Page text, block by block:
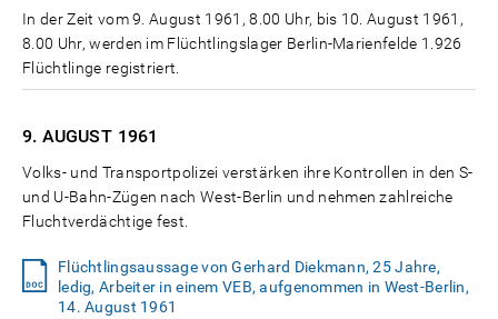
In der Zeit vom 9. August 1961, 8.00 Uhr, bis 10. August 1961,
8.00 Uhr, werden im Flüchtlingslager Berlin-Marienfelde 1.926
Flüchtlinge registriert.
9. AUGUST 1961
Volks- und Transportpolizei verstärken ihre Kontrollen in den S-
und U-Bahn-Zügen nach West-Berlin und nehmen zahlreiche
Fluchtverdächtige fest.
Flüchtlingsaussage von Gerhard Diekmann, 25 Jahre,
ledig, Arbeiter in einem VEB, aufgenommen in West-Berlin,
14. August 1961